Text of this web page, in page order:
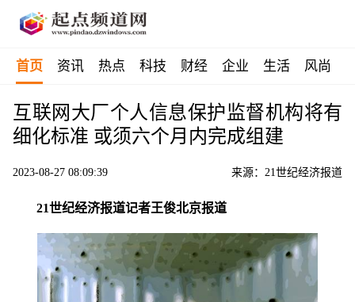
首页 资讯 热点 科技 财经 企业 生活 风尚
互联网大厂个人信息保护监督机构将有
细化标准 或须六个月内完成组建
2023-08-27 08:09:39 来源：21世纪经济报道
21世纪经济报道记者王俊北京报道